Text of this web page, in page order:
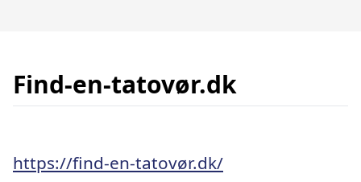
Find-en-tatovør.dk
https://find-en-tatovør.dk/